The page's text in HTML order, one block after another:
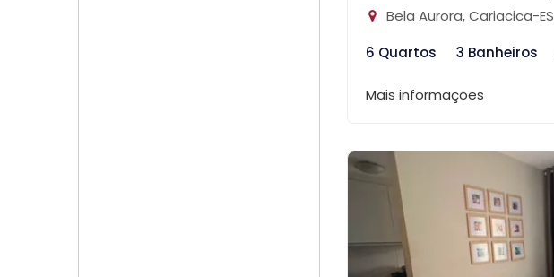
Bela Aurora, Cariacica-ES
6 Quartos
3 Banheiros
Mais informações